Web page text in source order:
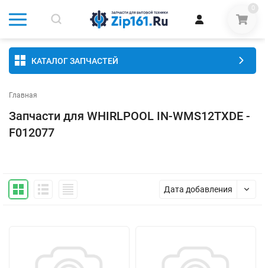
0
КАТАЛОГ ЗАПЧАСТЕЙ
Главная
Запчасти для WHIRLPOOL IN-WMS12TXDE -
F012077
Дата добавления